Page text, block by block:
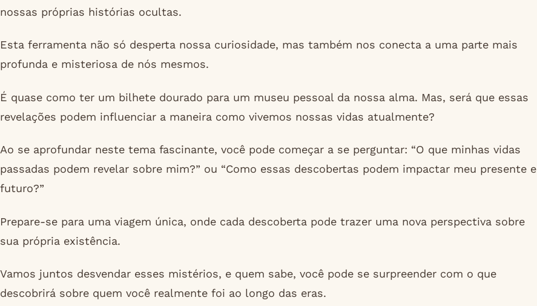
nossas próprias histórias ocultas.
Esta ferramenta não só desperta nossa curiosidade, mas também nos conecta a uma parte mais
profunda e misteriosa de nós mesmos.
É quase como ter um bilhete dourado para um museu pessoal da nossa alma. Mas, será que essas
revelações podem influenciar a maneira como vivemos nossas vidas atualmente?
Ao se aprofundar neste tema fascinante, você pode começar a se perguntar: “O que minhas vidas
passadas podem revelar sobre mim?” ou “Como essas descobertas podem impactar meu presente e
futuro?”
Prepare-se para uma viagem única, onde cada descoberta pode trazer uma nova perspectiva sobre
sua própria existência.
Vamos juntos desvendar esses mistérios, e quem sabe, você pode se surpreender com o que
descobrirá sobre quem você realmente foi ao longo das eras.